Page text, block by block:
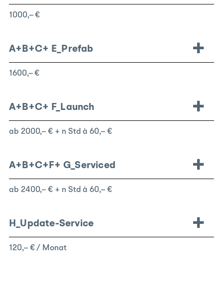
1000,– €
A+B+C+ E_Prefab
1600,– €
A+B+C+ F_Launch
ab 2000,– € + n Std à 60,– €
A+B+C+F+ G_Serviced
ab 2400,– € + n Std à 60,– €
H_Update-Service
120,– € / Monat